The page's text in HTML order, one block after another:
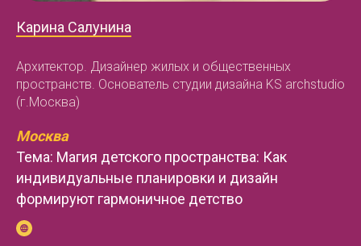
Карина Салунина
Архитектор. Дизайнер жилых и общественных
пространств. Основатель студии дизайна KS archstudio
(г.Москва)
Москва
Тема: Магия детского пространства: Как
индивидуальные планировки и дизайн
формируют гармоничное детство